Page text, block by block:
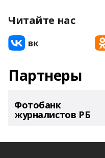
Читайте нас
Партнеры
Фотобанк
журналистов РБ